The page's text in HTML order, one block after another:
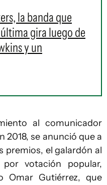
la banda que
gira luego de
y un
al comunicador
2018, se anunció que a
premios, el galardón al
votación popular,
Omar Gutiérrez, que